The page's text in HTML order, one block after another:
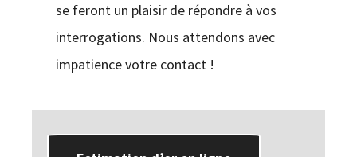
se feront un plaisir de répondre à vos
interrogations. Nous attendons avec
impatience votre contact !